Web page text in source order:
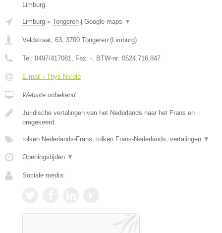
Limburg.
Limburg » Tongeren | Google maps ▼
Veldstraat, 63 3700 Tongeren (Limburg)
Tel: 0497/417081 , Fax: - , BTW-nr: 0524.716.847
E-mail › Thys Nicole
Website onbekend
Juridische vertalingen van het Nederlands naar het Frans en
omgekeerd.
tolken Nederlands-Frans, tolken Frans-Nederlands, vertalingen ▼
Openingstijden ▼
Sociale media: